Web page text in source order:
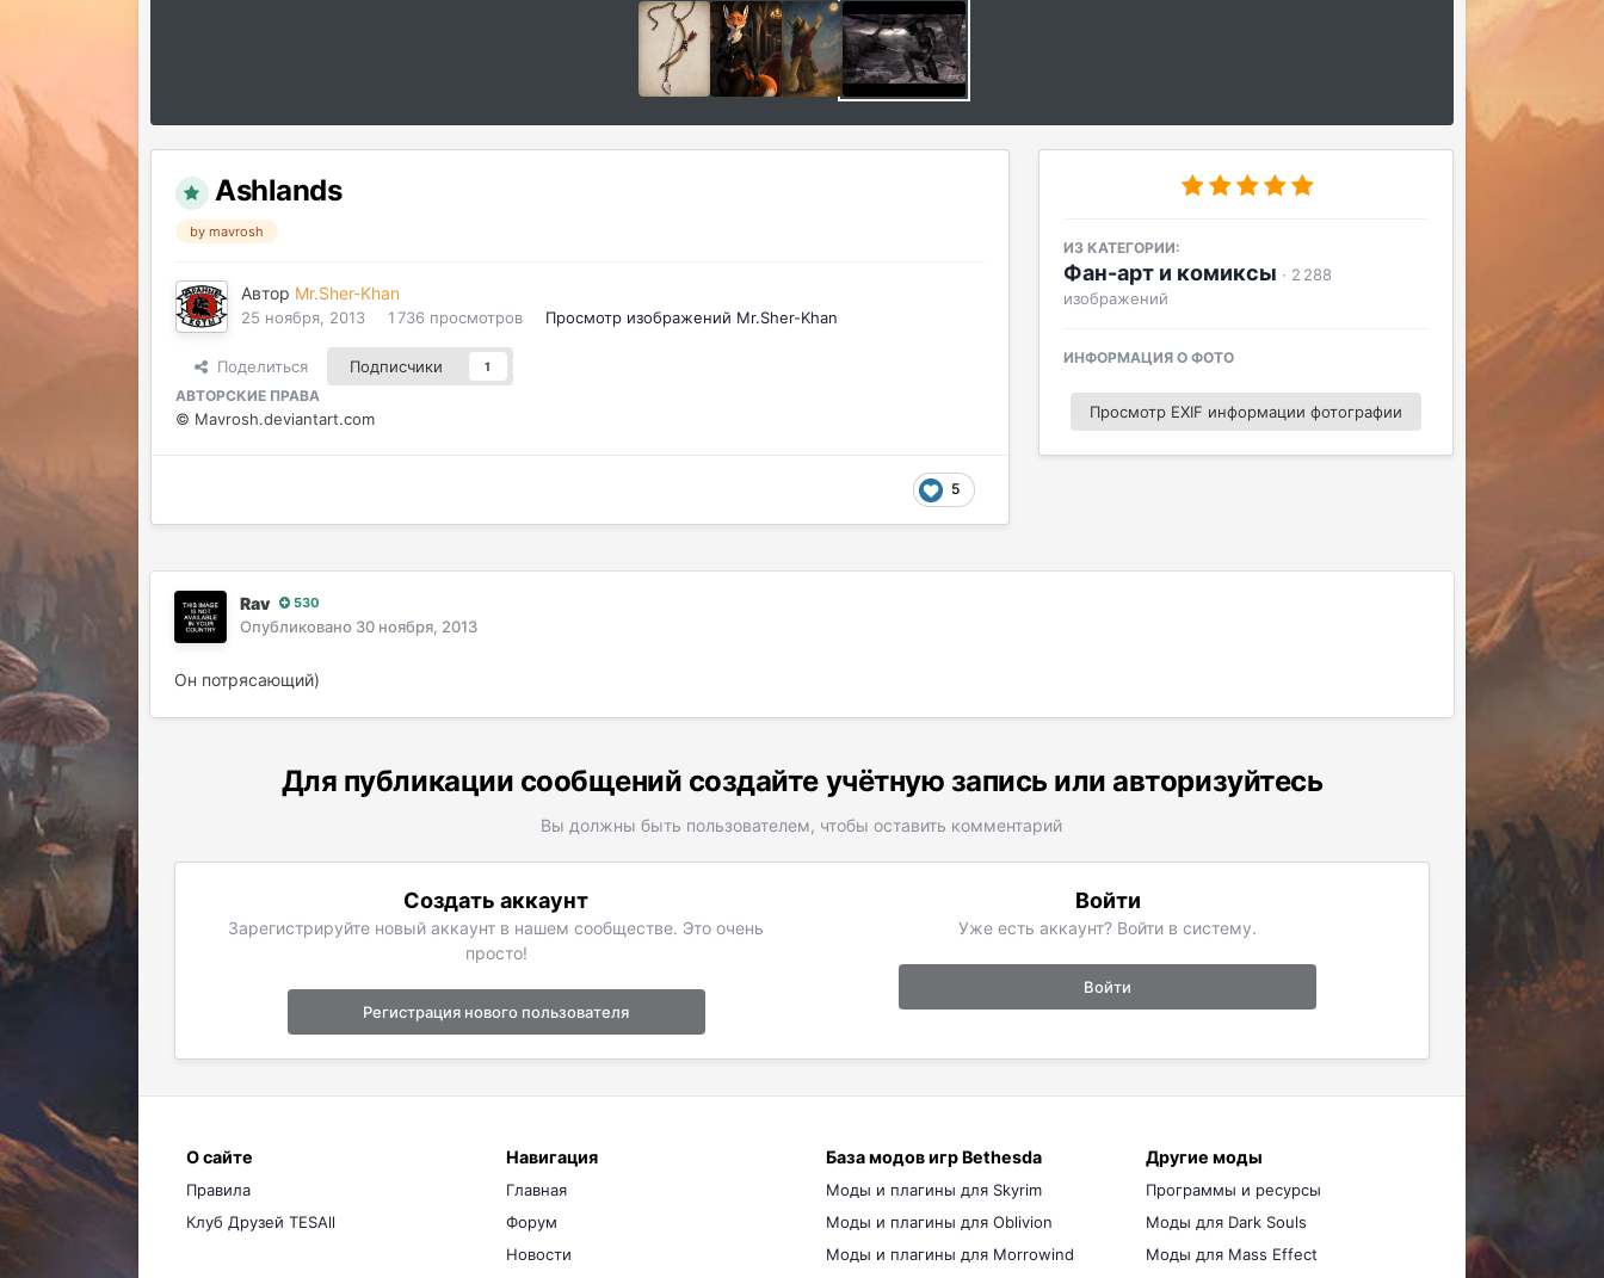
Ashlands
by mavrosh
Автор Mr.Sher-Khan
25 ноября, 2013 1 736 просмотров Просмотр изображений Mr.Sher-Khan
Поделиться Подписчики 1
АВТОРСКИЕ ПРАВА
© Mavrosh.deviantart.com
5
ИЗ КАТЕГОРИИ:
Фан-арт и комиксы · 2 288
изображений
ИНФОРМАЦИЯ О ФОТО
Просмотр EXIF информации фотографии
Rav 530
Опубликовано 30 ноября, 2013
Он потрясающий)
Для публикации сообщений создайте учётную запись или авторизуйтесь
Вы должны быть пользователем, чтобы оставить комментарий
Создать аккаунт
Зарегистрируйте новый аккаунт в нашем сообществе. Это очень
просто!
Регистрация нового пользователя
Войти
Уже есть аккаунт? Войти в систему.
Войти
О сайте
Правила
Клуб Друзей TESAll
Навигация
Главная
Форум
Новости
База модов игр Bethesda
Моды и плагины для Skyrim
Моды и плагины для Oblivion
Моды и плагины для Morrowind
Другие моды
Программы и ресурсы
Моды для Dark Souls
Моды для Mass Effect